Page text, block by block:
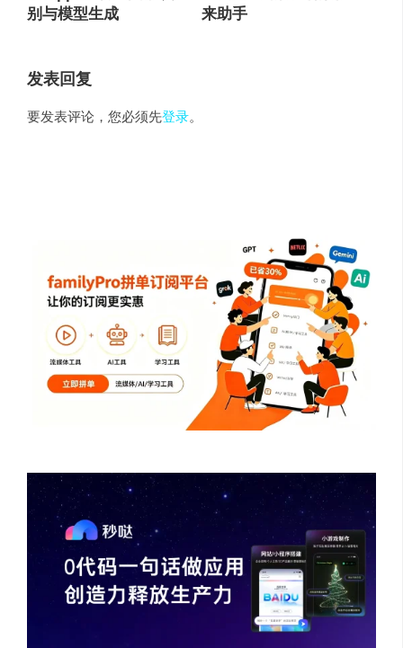
别与模型生成
来助手
发表回复
要发表评论，您必须先登录。